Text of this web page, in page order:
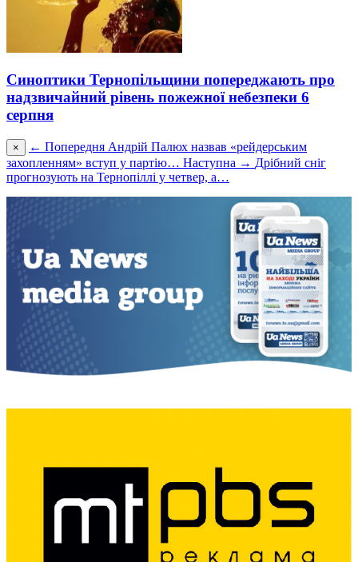
Синоптики Тернопільщини попереджають про
надзвичайний рівень пожежної небезпеки 6
серпня
× ← Попередня Андрій Палюх назвав «рейдерським
захопленням» вступ у партію… Наступна → Дрібний сніг
прогнозують на Тернопіллі у четвер, а…